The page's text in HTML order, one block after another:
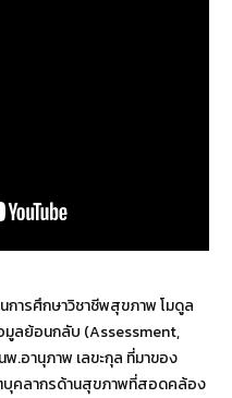
ารศึกษาวิชาชีพสุขภาพ โมดูล
อมูลย้อนกลับ (Assessment,
.อานุภาพ เลขะกุล ที่มาของ
คลากรด้านสุขภาพที่สอดคล้อง